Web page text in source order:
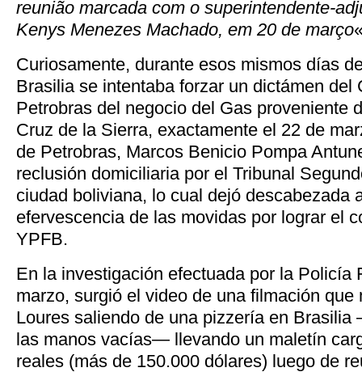
reunião marcada com o superintendente-
Kenys Menezes Machado, em 20 de março
Curiosamente, durante esos mismos días
Brasilia se intentaba forzar un dictámen del
Petrobras del negocio del Gas proveniente
Cruz de la Sierra, exactamente el 22 de
de Petrobras, Marcos Benicio Pompa
reclusión domiciliaria por el Tribunal
ciudad boliviana, lo cual dejó descabezada
efervescencia de las movidas por lograr el
YPFB.
En la investigación efectuada por la Policía
marzo, surgió el video de una filmación que
Loures saliendo de una pizzería en
las manos vacías— llevando un maletín
reales (más de 150.000 dólares) luego de